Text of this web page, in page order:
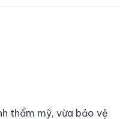
thẩm mỹ, vừa bảo vệ